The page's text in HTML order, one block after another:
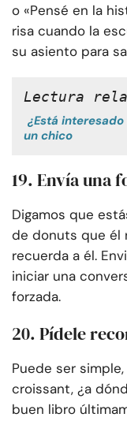
o «Pensé en la
risa cuando la
su asiento para
Lectura
¿Está
un chico
19. Envía una
Digamos que
de donuts que él
recuerda a él.
iniciar una
forzada.
20. Pídele
Puede ser
croissant, ¿a
buen libro